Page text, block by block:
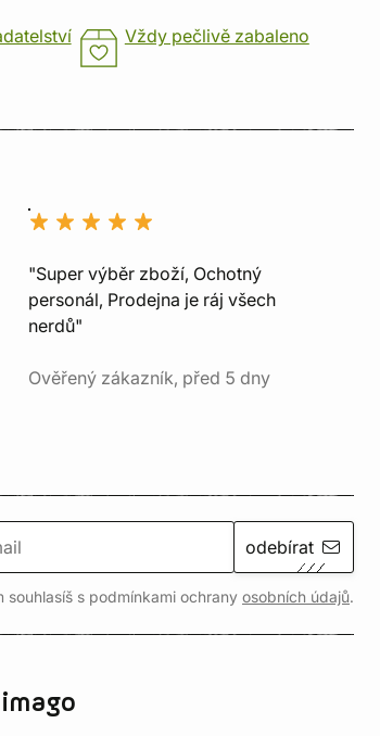
Vždy pečlivě zabaleno
"Super výběr zboží, Ochotný
personál, Prodejna je ráj všech
nerdů"
Ověřený zákazník, před 5 dny
odebírat
souhlasíš s podmínkami ochrany osobních údajů.
imago